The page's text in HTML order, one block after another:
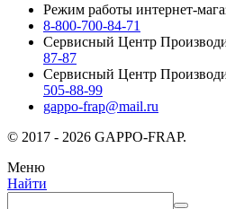
Режим работы интернет-
8-800-700-84-71
Сервисный Центр
87-87
Сервисный Центр
505-88-99
gappo-frap@mail.ru
© 2017 - 2026 GAPPO-FRAP.
Меню
Найти